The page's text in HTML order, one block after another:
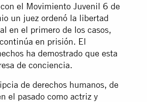
el Movimiento Juvenil 6 de
un juez ordenó la libertad
en el primero de los casos,
en prisión. El
ha demostrado que esta
de conciencia.
de derechos humanos, de
el pasado como actriz y